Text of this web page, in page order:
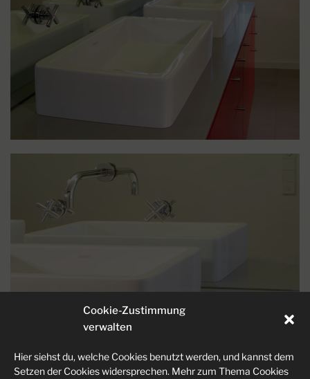
Cookie-Zustimmung
verwalten
Hier siehst du, welche Cookies benutzt werden, und kannst dem
Setzen der Cookies widersprechen. Mehr zum Thema Cookies